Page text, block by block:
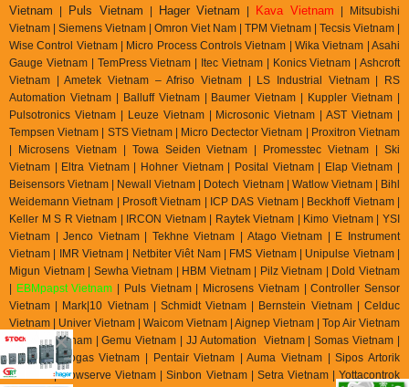
Vietnam | Puls Vietnam | Hager Vietnam | Kava Vietnam | Mitsubishi
Vietnam | Siemens Vietnam | Omron Viet Nam | TPM Vietnam | Tecsis Vietnam |
Wise Control Vietnam | Micro Process Controls Vietnam | Wika Vietnam | Asahi
Gauge Vietnam | TemPress Vietnam | Itec Vietnam | Konics Vietnam | Ashcroft
Vietnam | Ametek Vietnam – Afriso Vietnam | LS Industrial Vietnam | RS
Automation Vietnam | Balluff Vietnam | Baumer Vietnam | Kuppler Vietnam |
Pulsotronics Vietnam | Leuze Vietnam | Microsonic Vietnam | AST Vietnam |
Tempsen Vietnam | STS Vietnam | Micro Dectector Vietnam | Proxitron Vietnam
| Microsens Vietnam | Towa Seiden Vietnam | Promesstec Vietnam | Ski
Vietnam | Eltra Vietnam | Hohner Vietnam | Posital Vietnam | Elap Vietnam |
Beisensors Vietnam | Newall Vietnam | Dotech Vietnam | Watlow Vietnam | Bihl
Weidemann Vietnam | Prosoft Vietnam | ICP DAS Vietnam | Beckhoff Vietnam |
Keller M S R Vietnam | IRCON Vietnam | Raytek Vietnam | Kimo Vietnam | YSI
Vietnam | Jenco Vietnam | Tekhne Vietnam | Atago Vietnam | E Instrument
Vietnam | IMR Vietnam | Netbiter Viêt Nam | FMS Vietnam | Unipulse Vietnam |
Migun Vietnam | Sewha Vietnam | HBM Vietnam | Pilz Vietnam | Dold Vietnam
| EBMpapst Vietnam | Puls Vietnam | Microsens Vietnam | Controller Sensor
Vietnam | Mark|10 Vietnam | Schmidt Vietnam | Bernstein Vietnam | Celduc
Vietnam | Univer Vietnam | Waicom Vietnam | Aignep Vietnam | Top Air Vietnam
| Burket Vietnam |Gemu Vietnam | JJ Automation Vietnam | Somas Vietnam |
Delta Elektrogas Vietnam | Pentair Vietnam | Auma Vietnam | Sipos Artorik
Vietnam | Flowserve Vietnam | Sinbon Vietnam | Setra Vietnam | Yottacontrok